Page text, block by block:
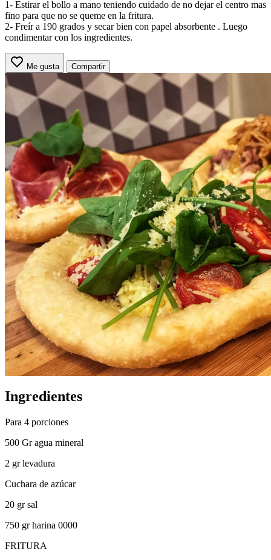
1- Estirar el bollo a mano teniendo cuidado de no dejar el centro mas
fino para que no se queme en la fritura.
2- Freír a 190 grados y secar bien con papel absorbente . Luego
condimentar con los ingredientes.
Me gusta Compartir
Ingredientes
Para 4 porciones
500 Gr agua mineral
2 gr levadura
Cuchara de azúcar
20 gr sal
750 gr harina 0000
FRITURA